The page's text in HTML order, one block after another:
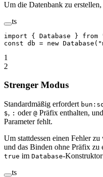
Um die Datenbank zu
ts
import { Database } from
const db = new Database (
1
2
Strenger Modus
Standardmäßig erfordert
$, : oder @ Präfix enthalten,
Parameter fehlt.
Um stattdessen einen Fehler
und das Binden ohne Präfix zu
true im Database-
ts